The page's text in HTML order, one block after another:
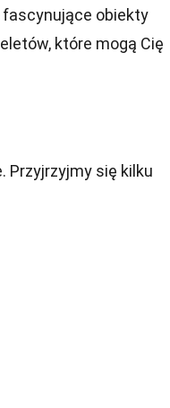
fascynujące obiekty
które mogą Cię
Przyjrzyjmy się kilku